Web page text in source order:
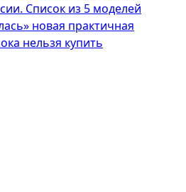
Список из 5 моделей
новая практичная
нельзя купить